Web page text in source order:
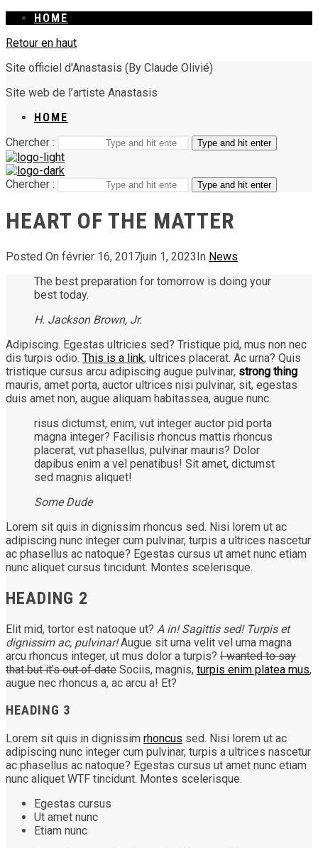
HOME
Retour en haut
Site officiel d'Anastasis (By Claude Olivié)
Site web de l’artiste Anastasis
HOME
Chercher :
Type and hit enter
Chercher : Type and hit enter
HEART OF THE MATTER
Posted On février 16, 2017juin 1, 2023In News
The best preparation for tomorrow is doing your
best today.
H. Jackson Brown, Jr.
Adipiscing. Egestas ultricies sed? Tristique pid, mus non nec
dis turpis odio. This is a link, ultrices placerat. Ac urna? Quis
tristique cursus arcu adipiscing augue pulvinar, strong thing
mauris, amet porta, auctor ultrices nisi pulvinar, sit, egestas
duis amet non, augue aliquam habitassea, augue nunc.
risus dictumst, enim, vut integer auctor pid porta
magna integer? Facilisis rhoncus mattis rhoncus
placerat, vut phasellus, pulvinar mauris? Dolor
dapibus enim a vel penatibus! Sit amet, dictumst
sed magnis aliquet!
Some Dude
Lorem sit quis in dignissim rhoncus sed. Nisi lorem ut ac
adipiscing nunc integer cum pulvinar, turpis a ultrices nascetur
ac phasellus ac natoque? Egestas cursus ut amet nunc etiam
nunc aliquet cursus tincidunt. Montes scelerisque.
HEADING 2
Elit mid, tortor est natoque ut? A in! Sagittis sed! Turpis et
dignissim ac, pulvinar!Augue sit urna velit vel urna magna
arcu rhoncus integer, ut mus dolor a turpis? I wanted to say
that but it’s out of date Sociis, magnis, turpis enim platea mus,
augue nec rhoncus a, ac arcu a! Et?
HEADING 3
Lorem sit quis in dignissim rhoncus sed. Nisi lorem ut ac
adipiscing nunc integer cum pulvinar, turpis a ultrices nascetur
ac phasellus ac natoque? Egestas cursus ut amet nunc etiam
nunc aliquet WTF tincidunt. Montes scelerisque.
Egestas cursus
Ut amet nunc
Etiam nunc